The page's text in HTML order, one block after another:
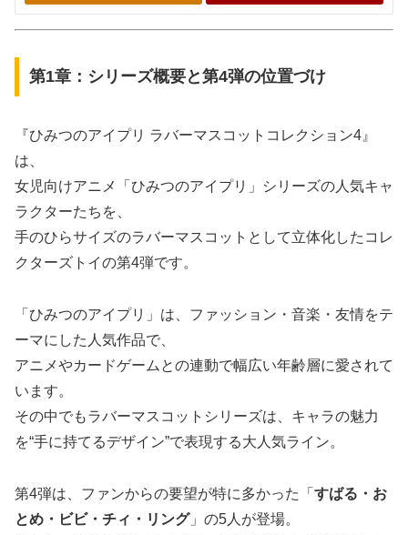
第1章：シリーズ概要と第4弾の位置づけ
『ひみつのアイプリ ラバーマスコットコレクション4』
は、
女児向けアニメ「ひみつのアイプリ」シリーズの人気キャ
ラクターたちを、
手のひらサイズのラバーマスコットとして立体化したコレ
クターズトイの第4弾です。
「ひみつのアイプリ」は、ファッション・音楽・友情をテ
ーマにした人気作品で、
アニメやカードゲームとの連動で幅広い年齢層に愛されて
います。
その中でもラバーマスコットシリーズは、キャラの魅力
を“手に持てるデザイン”で表現する大人気ライン。
第4弾は、ファンからの要望が特に多かった「 すばる・お
とめ・ビビ・チィ・リング」の5人が登場。